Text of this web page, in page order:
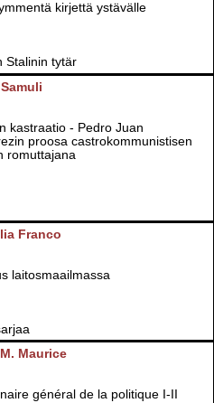
kirjettä ystävälle
Stalinin tytär
kastraatio - Pedro Juan
proosa castrokommunistisen
romuttajana
Franco
laitosmaailmassa
Maurice
général de la politique I-II